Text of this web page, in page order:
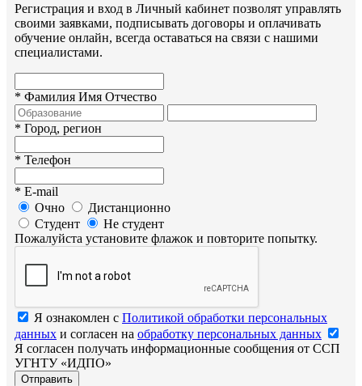
Регистрация и вход в Личный кабинет позволят управлять
своими заявками, подписывать договоры и оплачивать
обучение онлайн, всегда оставаться на связи с нашими
специалистами.
* Фамилия Имя Отчество
* Город, регион
* Телефон
* E-mail
Очно
Дистанционно
Студент
Не студент
Пожалуйста установите флажок и повторите попытку.
Я ознакомлен с Политикой обработки персональных
данных и согласен на обработку персональных данных
Я согласен получать информационные сообщения от ССП
УГНТУ «ИДПО»
Отправить